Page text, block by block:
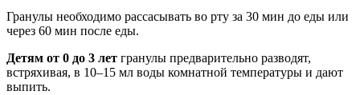
Гранулы необходимо рассасывать во рту за 30 мин до еды или
через 60 мин после еды.
Детям от 0 до 3 лет гранулы предварительно разводят,
встряхивая, в 10–15 мл воды комнатной температуры и дают
выпить.